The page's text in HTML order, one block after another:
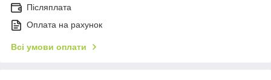
Післяплата
Оплата на рахунок
Всі умови оплати